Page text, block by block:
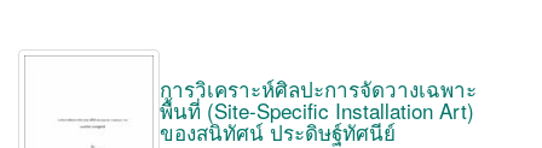
การวิเคราะห์ศิลปะการจัดวางเฉพาะ
พื้นที่ (Site-Speciﬁc Installation Art)
ของสนิทัศน์ ประดิษฐ์ทัศนีย์